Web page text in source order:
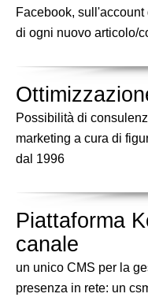
Facebook,
di ogni nuovo articolo/
Possibilità di
marketing a cura di
dal 1996
Piattaforma
canale
un unico CMS per la
presenza in rete: un